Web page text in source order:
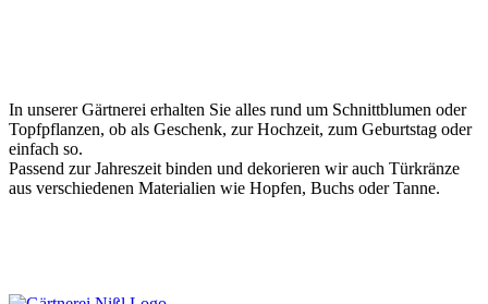
In unserer Gärtnerei erhalten Sie alles rund um Schnittblumen oder
Topfpflanzen, ob als Geschenk, zur Hochzeit, zum Geburtstag oder
einfach so.
Passend zur Jahreszeit binden und dekorieren wir auch Türkränze
aus verschiedenen Materialien wie Hopfen, Buchs oder Tanne.